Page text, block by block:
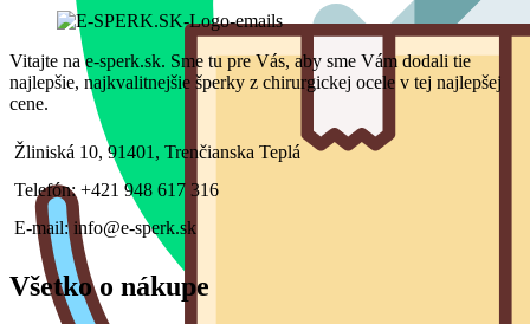
Vitajte na e-sperk.sk. Sme tu pre Vás, aby sme Vám dodali tie
najlepšie, najkvalitnejšie šperky z chirurgickej ocele v tej najlepšej
cene.
Žliniská 10, 91401, Trenčianska Teplá
Telefón: +421 948 617 316
E-mail: info@e-sperk.sk
Všetko o nákupe